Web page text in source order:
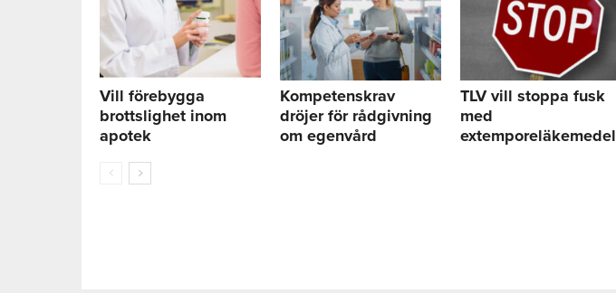
Vill förebygga
brottslighet inom
apotek
Kompetenskrav
dröjer för rådgivning
om egenvård
TLV vill stoppa fusk
med
extemporeläkemedel